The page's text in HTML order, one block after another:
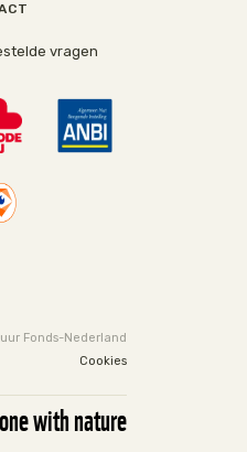
vragen
Fonds-Nederland
Cookies
with nature